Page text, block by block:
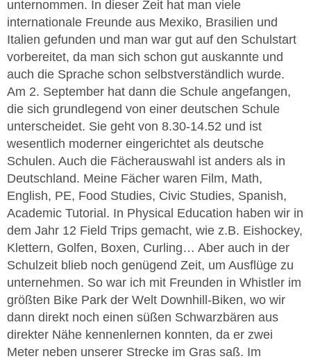
unternommen. In dieser Zeit hat man viele
internationale Freunde aus Mexiko, Brasilien und
Italien gefunden und man war gut auf den Schulstart
vorbereitet, da man sich schon gut auskannte und
auch die Sprache schon selbstverständlich wurde.
Am 2. September hat dann die Schule angefangen,
die sich grundlegend von einer deutschen Schule
unterscheidet. Sie geht von 8.30-14.52 und ist
wesentlich moderner eingerichtet als deutsche
Schulen. Auch die Fächerauswahl ist anders als in
Deutschland. Meine Fächer waren Film, Math,
English, PE, Food Studies, Civic Studies, Spanish,
Academic Tutorial. In Physical Education haben wir in
dem Jahr 12 Field Trips gemacht, wie z.B. Eishockey,
Klettern, Golfen, Boxen, Curling… Aber auch in der
Schulzeit blieb noch genügend Zeit, um Ausflüge zu
unternehmen. So war ich mit Freunden in Whistler im
größten Bike Park der Welt Downhill-Biken, wo wir
dann direkt noch einen süßen Schwarzbären aus
direkter Nähe kennenlernen konnten, da er zwei
Meter neben unserer Strecke im Gras saß. Im